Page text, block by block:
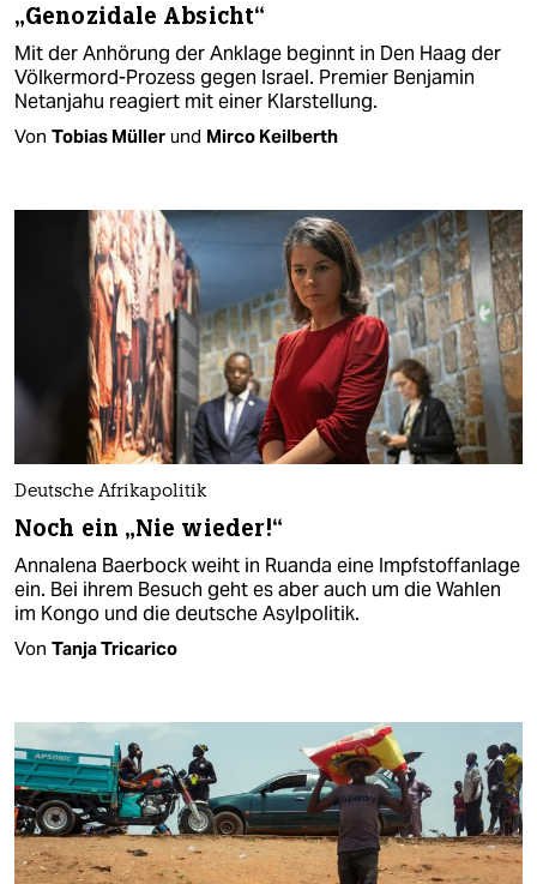
„Genozidale Absicht“
Mit der Anhörung der Anklage beginnt in Den Haag der
Völkermord-Prozess gegen Israel. Premier Benjamin
Netanjahu reagiert mit einer Klarstellung.
Von Tobias Müller und Mirco Keilberth
Deutsche Afrikapolitik
Noch ein „Nie wieder!“
Annalena Baerbock weiht in Ruanda eine Impfstoffanlage
ein. Bei ihrem Besuch geht es aber auch um die Wahlen
im Kongo und die deutsche Asylpolitik.
Von Tanja Tricarico